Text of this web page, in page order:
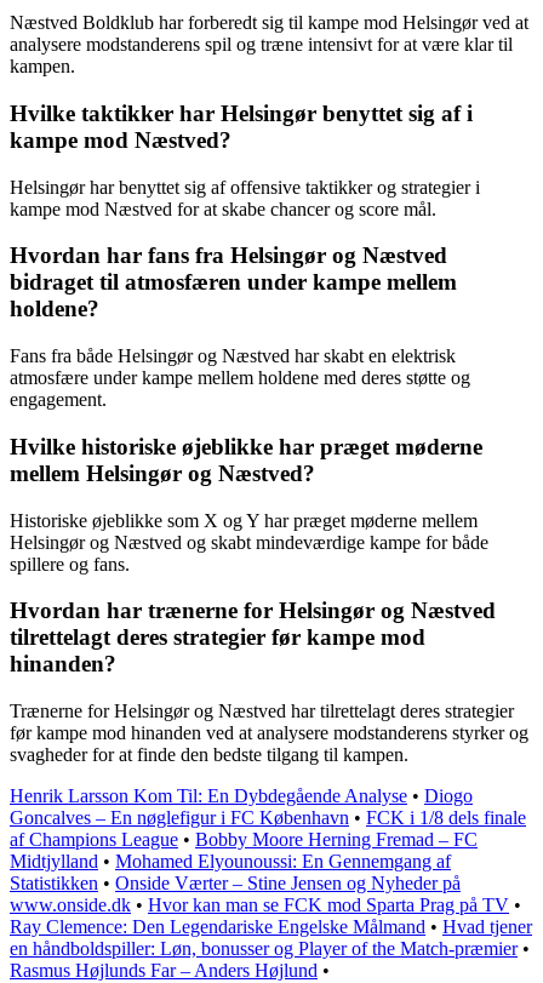
Næstved Boldklub har forberedt sig til kampe mod Helsingør ved at
analysere modstanderens spil og træne intensivt for at være klar til
kampen.
Hvilke taktikker har Helsingør benyttet sig af i
kampe mod Næstved?
Helsingør har benyttet sig af offensive taktikker og strategier i
kampe mod Næstved for at skabe chancer og score mål.
Hvordan har fans fra Helsingør og Næstved
bidraget til atmosfæren under kampe mellem
holdene?
Fans fra både Helsingør og Næstved har skabt en elektrisk
atmosfære under kampe mellem holdene med deres støtte og
engagement.
Hvilke historiske øjeblikke har præget møderne
mellem Helsingør og Næstved?
Historiske øjeblikke som X og Y har præget møderne mellem
Helsingør og Næstved og skabt mindeværdige kampe for både
spillere og fans.
Hvordan har trænerne for Helsingør og Næstved
tilrettelagt deres strategier før kampe mod
hinanden?
Trænerne for Helsingør og Næstved har tilrettelagt deres strategier
før kampe mod hinanden ved at analysere modstanderens styrker og
svagheder for at finde den bedste tilgang til kampen.
Henrik Larsson Kom Til: En Dybdegående Analyse • Diogo
Goncalves – En nøglefigur i FC København • FCK i 1/8 dels finale
af Champions League • Bobby Moore Herning Fremad – FC
Midtjylland • Mohamed Elyounoussi: En Gennemgang af
Statistikken • Onside Værter – Stine Jensen og Nyheder på
www.onside.dk • Hvor kan man se FCK mod Sparta Prag på TV •
Ray Clemence: Den Legendariske Engelske Målmand • Hvad tjener
en håndboldspiller: Løn, bonusser og Player of the Match-præmier•
Rasmus Højlunds Far – Anders Højlund •